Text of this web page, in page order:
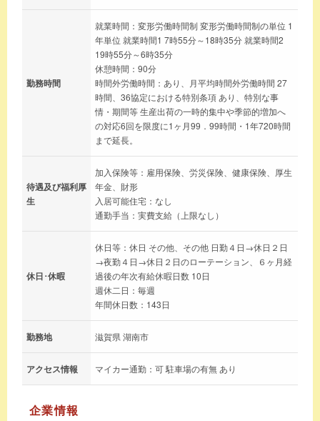
勤務時間
就業時間：変形労働時間制 変形労働時間制の単位 1
年単位 就業時間1 7時55分～18時35分 就業時間2
19時55分～6時35分
休憩時間：90分
時間外労働時間：あり、月平均時間外労働時間 27
時間、36協定における特別条項 あり、特別な事
情・期間等 生産出荷の一時的集中や季節的増加へ
の対応6回を限度に1ヶ月99．99時間・1年720時間
まで延長。
待遇及び福利厚
生
加入保険等：雇用保険、労災保険、健康保険、厚生
年金、財形
入居可能住宅：なし
通勤手当：実費支給（上限なし）
休日･休暇
休日等：休日 その他、その他 日勤４日→休日２日
→夜勤４日→休日２日のローテーション、６ヶ月経
過後の年次有給休暇日数 10日
週休二日：毎週
年間休日数：143日
勤務地 滋賀県 湖南市
アクセス情報 マイカー通勤：可 駐車場の有無 あり
企業情報